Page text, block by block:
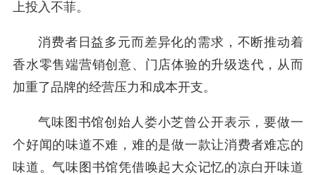
上投入不菲。
消费者日益多元而差异化的需求，不断推动着
香水零售端营销创意、门店体验的升级迭代，从而
加重了品牌的经营压力和成本开支。
气味图书馆创始人娄小芝曾公开表示，要做一
个好闻的味道不难，难的是做一款让消费者难忘的
味道。气味图书馆凭借唤起大众记忆的凉白开味道